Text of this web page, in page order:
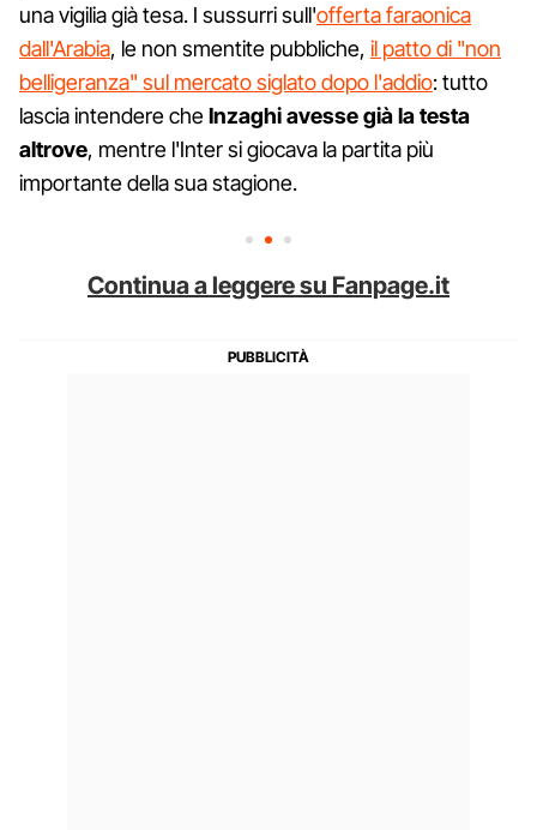
una vigilia già tesa. I sussurri sull'offerta faraonica
dall'Arabia, le non smentite pubbliche, il patto di "non
belligeranza" sul mercato siglato dopo l'addio: tutto
lascia intendere cheInzaghi avesse già la testa
altrove, mentre l'Inter si giocava la partita più
importante della sua stagione.
Continua a leggere su Fanpage.it